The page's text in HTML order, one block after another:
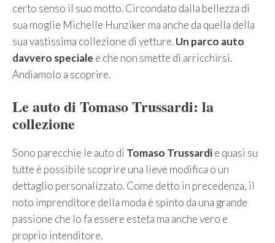
certo senso il suo motto. Circondato dalla bellezza di
sua moglie Michelle Hunziker ma anche da quella della
sua vastissima collezione di vetture.Un parco auto
davvero speciale e che non smette di arricchirsi.
Andiamolo a scoprire.
Le auto di Tomaso Trussardi: la
collezione
Sono parecchie le auto di Tomaso Trussardie quasi su
tutte è possibile scoprire una lieve modifica o un
dettaglio personalizzato. Come detto in precedenza, il
noto imprenditore della moda è spinto da una grande
passione che lo fa essere esteta ma anche vero e
proprio intenditore.